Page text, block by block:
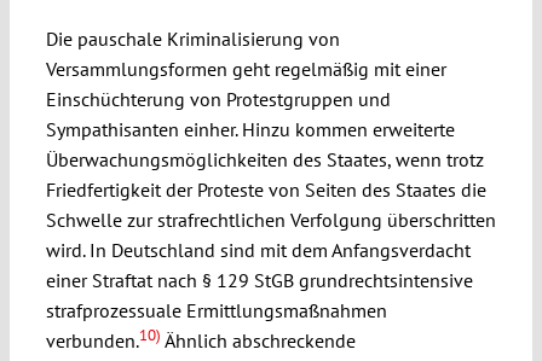
Die pauschale Kriminalisierung von
Versammlungsformen geht regelmäßig mit einer
Einschüchterung von Protestgruppen und
Sympathisanten einher. Hinzu kommen erweiterte
Überwachungsmöglichkeiten des Staates, wenn trotz
Friedfertigkeit der Proteste von Seiten des Staates die
Schwelle zur strafrechtlichen Verfolgung überschritten
wird. In Deutschland sind mit dem Anfangsverdacht
einer Straftat nach § 129 StGB grundrechtsintensive
strafprozessuale Ermittlungsmaßnahmen
verbunden.10) Ähnlich abschreckende